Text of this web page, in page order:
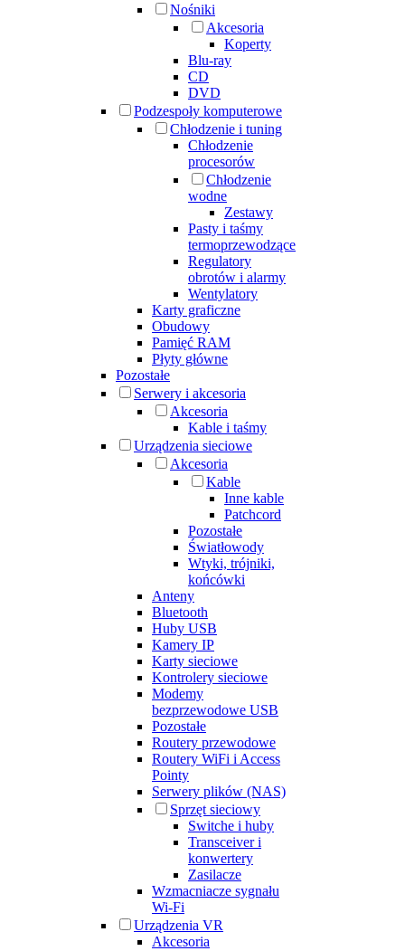
Nośniki
Akcesoria
Koperty
Blu-ray
CD
DVD
Podzespoły komputerowe
Chłodzenie i tuning
Chłodzenie
procesorów
Chłodzenie
wodne
Zestawy
Pasty i taśmy
termoprzewodzące
Regulatory
obrotów i alarmy
Wentylatory
Karty graficzne
Obudowy
Pamięć RAM
Płyty główne
Pozostałe
Serwery i akcesoria
Akcesoria
Kable i taśmy
Urządzenia sieciowe
Akcesoria
Kable
Inne kable
Patchcord
Pozostałe
Światłowody
Wtyki, trójniki,
końcówki
Anteny
Bluetooth
Huby USB
Kamery IP
Karty sieciowe
Kontrolery sieciowe
Modemy
bezprzewodowe USB
Pozostałe
Routery przewodowe
Routery WiFi i Access
Pointy
Serwery plików (NAS)
Sprzęt sieciowy
Switche i huby
Transceiver i
konwertery
Zasilacze
Wzmacniacze sygnału
Wi-Fi
Urządzenia VR
Akcesoria